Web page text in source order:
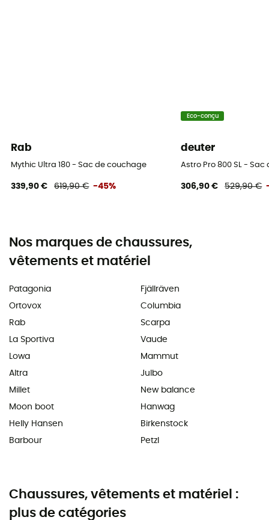
Rab
Mythic Ultra 180 - Sac de couchage
339,90 € 619,90 € -45%
Eco-conçu
deuter
Astro Pro 800 SL -
306,90 € 529,90 €
Nos marques de chaussures,
vêtements et matériel
Patagonia
Ortovox
Rab
La Sportiva
Lowa
Altra
Millet
Moon boot
Helly Hansen
Barbour
Fjällräven
Columbia
Scarpa
Vaude
Mammut
Julbo
New balance
Hanwag
Birkenstock
Petzl
Chaussures, vêtements et matériel :
plus de catégories